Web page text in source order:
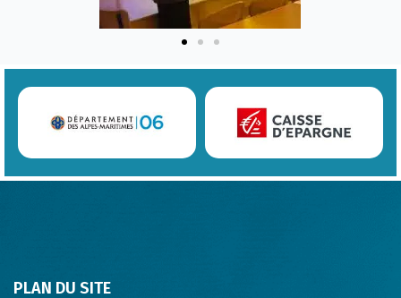
PLAN DU SITE